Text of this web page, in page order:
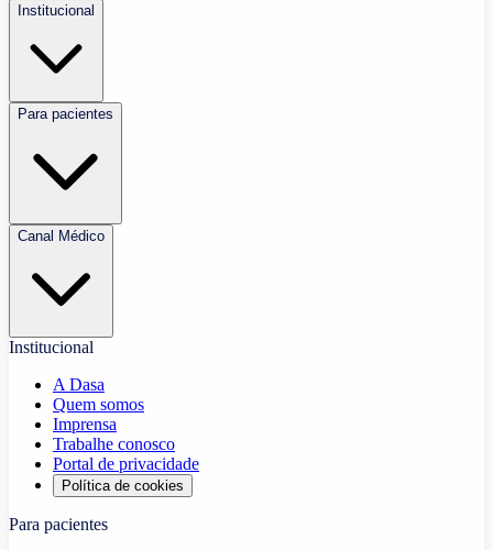
Institucional
Para pacientes
Canal Médico
Institucional
A Dasa
Quem somos
Imprensa
Trabalhe conosco
Portal de privacidade
Política de cookies
Para pacientes